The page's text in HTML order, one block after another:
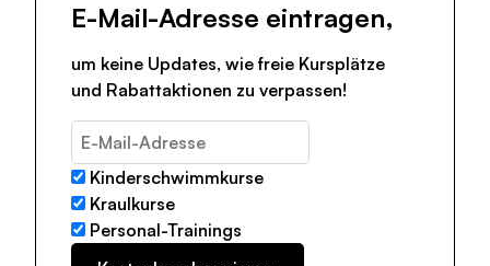
E-Mail-Adresse eintragen,
um keine Updates, wie freie Kursplätze
und Rabattaktionen zu verpassen!
Kinderschwimmkurse
Kraulkurse
Personal-Trainings